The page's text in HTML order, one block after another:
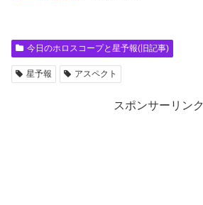
今日のホロスコープと星予報(旧記事)
星予報 アスペクト
スポンサーリンク